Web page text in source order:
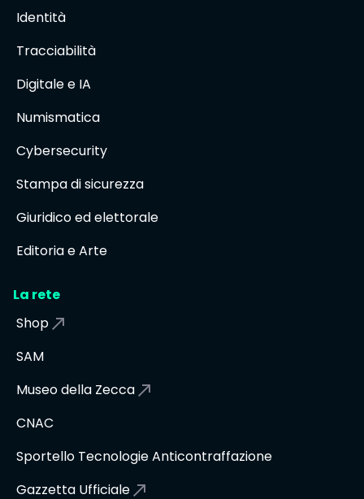
Identità
Tracciabilità
Digitale e IA
Numismatica
Cybersecurity
Stampa di sicurezza
Giuridico ed elettorale
Editoria e Arte
La rete
Shop
SAM
Museo della Zecca
CNAC
Sportello Tecnologie Anticontraffazione
Gazzetta Ufficiale